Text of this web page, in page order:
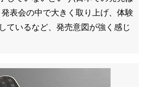
表会の中で大きく取り上げ、体験
ているなど、発売意図が強く感じ